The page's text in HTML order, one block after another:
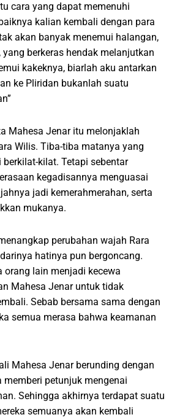
cara yang dapat memenuhi
kalian kembali dengan para
akan banyak menemui halangan,
berkeras hendak melanjutkan
kakeknya, biarlah aku antarkan
ke Pliridan bukanlah suatu
Mahesa Jenar itu melonjaklah
Wilis. Tiba-tiba matanya yang
kilat. Tetapi sebentar
kegadisannya menguasai
jadi kemerahmerahan, serta
mukanya.
perubahan wajah Rara
hatinya pun bergoncang.
orang lain menjadi kecewa
Mahesa Jenar untuk tidak
Sebab bersama sama dengan
semua merasa bahwa keamanan
Mahesa Jenar berunding dengan
memberi petunjuk mengenai
Sehingga akhirnya terdapat suatu
semuanya akan kembali